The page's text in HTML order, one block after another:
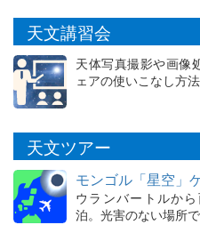
天文講習会
天体写真撮影や画像
ェアの使いこなし方
天文ツアー
モンゴル「星空」
ウランバートルか
泊。光害のない場所